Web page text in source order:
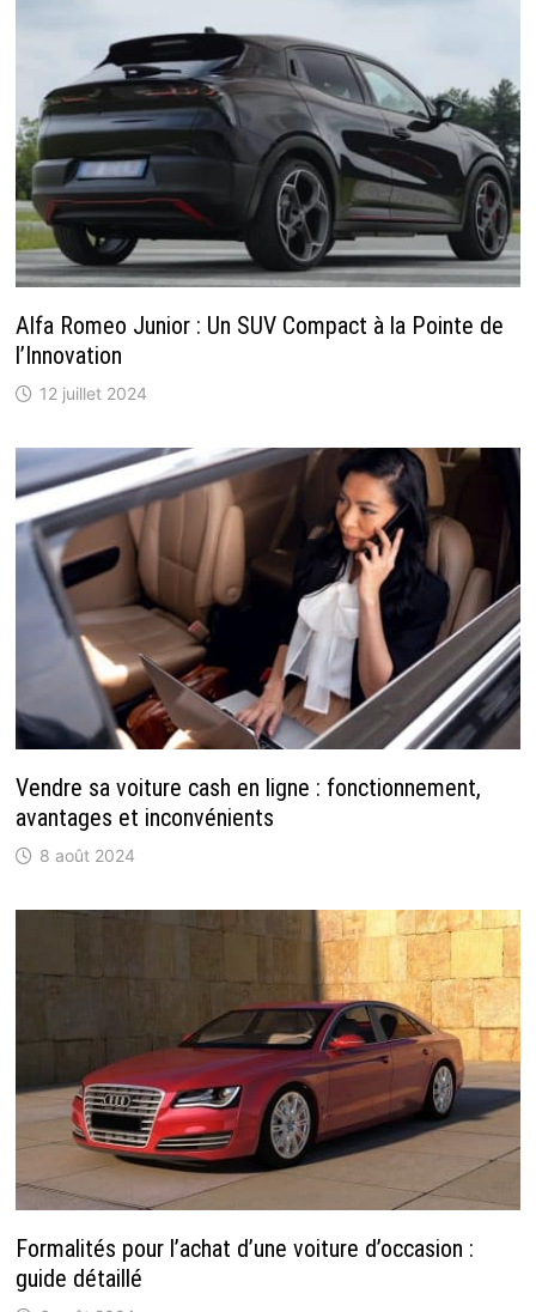
Alfa Romeo Junior : Un SUV Compact à la Pointe de
l’Innovation
12 juillet 2024
Vendre sa voiture cash en ligne : fonctionnement,
avantages et inconvénients
8 août 2024
Formalités pour l’achat d’une voiture d’occasion :
guide détaillé